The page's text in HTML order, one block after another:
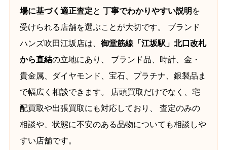
場に基づく適正査定と 丁寧でわかりやすい説明 を
受けられる店舗を選ぶことが大切です。 ブランド
ハンズ吹田江坂店は、 御堂筋線「江坂駅」北口改札
から直結の立地にあり、 ブランド品、時計、金・
貴金属、ダイヤモンド、宝石、プラチナ、銀製品ま
で幅広く相談できます。 店頭買取だけでなく、宅
配買取や出張買取にも対応しており、 査定のみの
相談や、状態に不安のある品物についても相談しや
すい店舗です。